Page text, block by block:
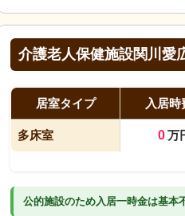
介護老人保健施設関川愛
居室タイプ 入居時
多床室 0万
公的施設のため入居一時金は基本